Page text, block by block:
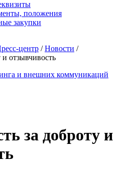
положения
закупки
центр /Новости /
и отзывчивость
и внешних коммуникаций
за доброту и